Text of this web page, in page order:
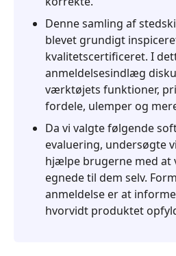
Denne samling af
blevet grundigt
kvalitetscertificeret. I
anmeldelsesindlæg
værktøjets funktioner,
fordele, ulemper og
Da vi valgte følgende
evaluering, undersøgte
hjælpe brugerne med at
egnede til dem selv.
anmeldelse er at
hvorvidt produktet